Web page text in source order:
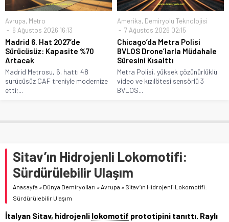
Avrupa, Metro
6 Ağustos 2026 16:13
Madrid 6. Hat 2027’de
Sürücüsüz: Kapasite %70
Artacak
Madrid Metrosu, 6. hattı 48
sürücüsüz CAF treniyle modernize
etti;...
Amerika, Demiryolu Teknolojisi
7 Ağustos 2026 02:15
Chicago’da Metra Polisi
BVLOS Drone’larla Müdahale
Süresini Kısalttı
Metra Polisi, yüksek çözünürlüklü
video ve kızılötesi sensörlü 3
BVLOS...
Sitav’ın Hidrojenli Lokomotifi:
Sürdürülebilir Ulaşım
Anasayfa » Dünya Demiryolları »Avrupa » Sitav’ın Hidrojenli Lokomotifi:
Sürdürülebilir Ulaşım
İtalyan Sitav, hidrojenli lokomotif prototipini tanıttı. Raylı